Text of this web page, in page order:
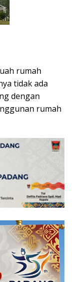
rumah
tidak ada
dengan
rumah